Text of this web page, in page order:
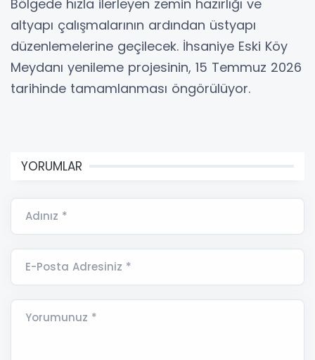
Bölgede hızla ilerleyen zemin hazırlığı ve
altyapı çalışmalarının ardından üstyapı
düzenlemelerine geçilecek. İhsaniye Eski Köy
Meydanı yenileme projesinin, 15 Temmuz 2026
tarihinde tamamlanması öngörülüyor.
YORUMLAR
Adınız *
E-Posta Adresiniz *
Yorumunuz *